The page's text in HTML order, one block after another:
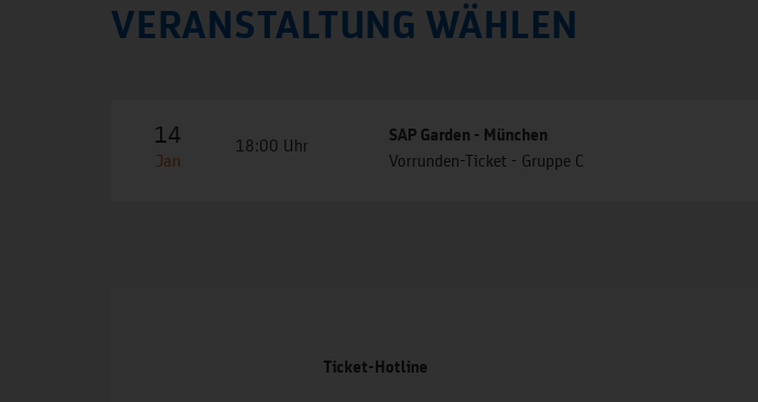
VERANSTALTUNG WÄHLEN
14
Jan
18:00 Uhr
SAP Garden - München
Vorrunden-Ticket - Gruppe C
Ticket-Hotline